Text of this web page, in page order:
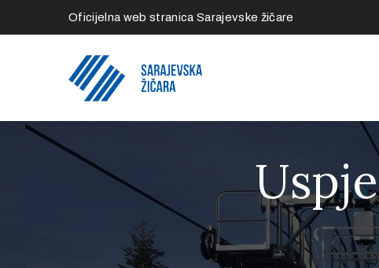
Oficijelna web stranica Sarajevske žičare